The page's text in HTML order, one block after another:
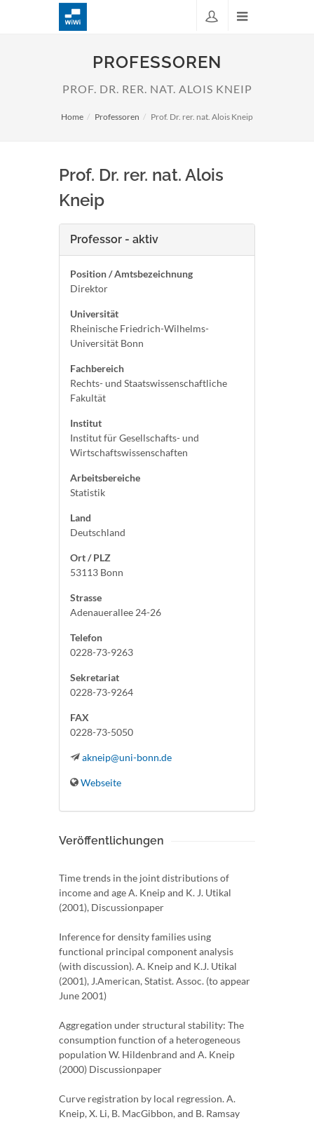
PROFESSOREN
PROF. DR. RER. NAT. ALOIS KNEIP
Home Professoren Prof. Dr. rer. nat. Alois Kneip
Prof. Dr. rer. nat. Alois
Kneip
Professor - aktiv
Position / Amtsbezeichnung
Direktor
Universität
Rheinische Friedrich-Wilhelms-
Universität Bonn
Fachbereich
Rechts- und Staatswissenschaftliche
Fakultät
Institut
Institut für Gesellschafts- und
Wirtschaftswissenschaften
Arbeitsbereiche
Statistik
Land
Deutschland
Ort / PLZ
53113 Bonn
Strasse
Adenauerallee 24-26
Telefon
0228-73-9263
Sekretariat
0228-73-9264
FAX
0228-73-5050
akneip@uni-bonn.de
Webseite
Veröffentlichungen
Time trends in the joint distributions of
income and age A. Kneip and K. J. Utikal
(2001), Discussionpaper
Inference for density families using
functional principal component analysis
(with discussion). A. Kneip and K.J. Utikal
(2001), J.American, Statist. Assoc. (to appear
June 2001)
Aggregation under structural stability: The
consumption function of a heterogeneous
population W. Hildenbrand and A. Kneip
(2000) Discussionpaper
Curve registration by local regression. A.
Kneip, X. Li, B. MacGibbon, and B. Ramsay